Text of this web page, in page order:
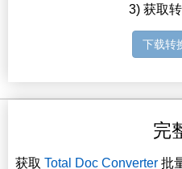
3) 获取
下载转
完
获取 Total Doc Converter批